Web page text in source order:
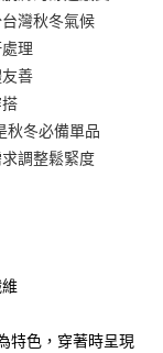
商業銀行
用無須另外申請。
跳轉到大哥付的交易
日，確認付款後即完
認頁面所載為準。
過，訂單將自動取
分期系統評分，恕無
灣秋冬氣候
理
善
秋冬必備單品
調整鬆緊度
特色，穿著時呈現